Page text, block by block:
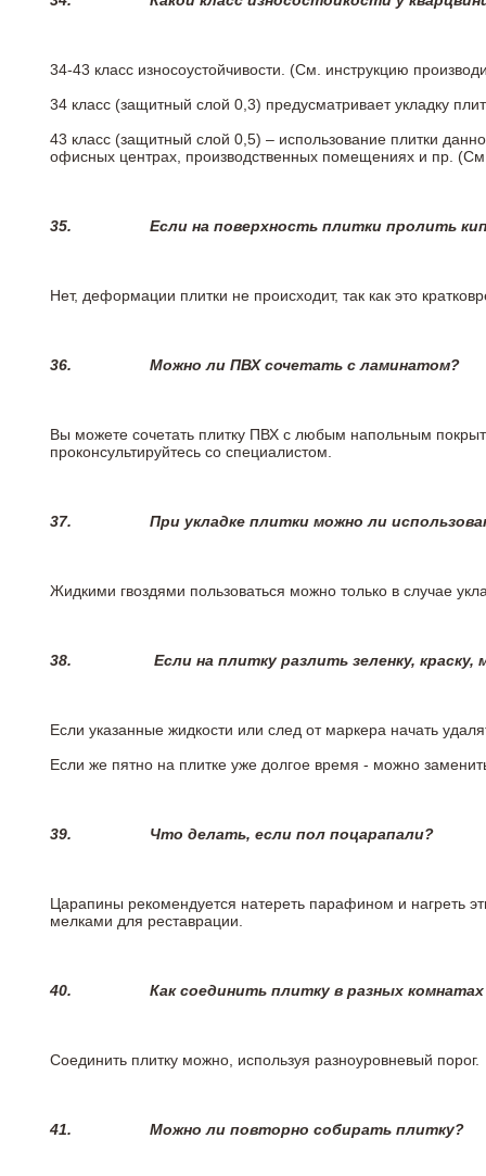
34-43 класс износоустойчивости. (См. инструкцию
34 класс (защитный слой 0,3) предусматривает укладку
43 класс (защитный слой 0,5) – использование плитки
офисных центрах, производственных помещениях и пр.
35. Если на поверхность плитки пролить
Нет, деформации плитки не происходит, так как это
36. Можно ли ПВХ сочетать с ламинатом?
Вы можете сочетать плитку ПВХ с любым напольным
проконсультируйтесь со специалистом.
37. При укладке плитки можно ли
Жидкими гвоздями пользоваться можно только в случае
38. Если на плитку разлить зеленку,
Если указанные жидкости или след от маркера начать
Если же пятно на плитке уже долгое время - можно
39. Что делать, если пол поцарапали?
Царапины рекомендуется натереть парафином и нагреть
мелками для реставрации.
40. Как соединить плитку в разных
Соединить плитку можно, используя разноуровневый порог.
41. Можно ли повторно собирать плитку?